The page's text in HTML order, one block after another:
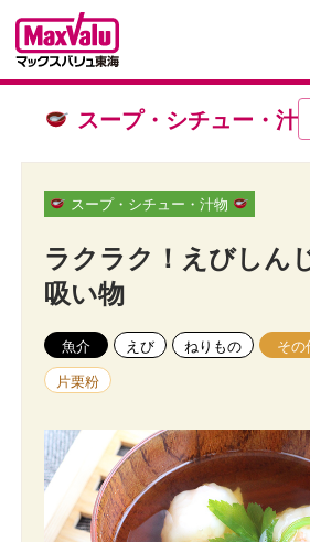
スープ・シチュー・汁
スープ・シチュー・汁物
ラクラク！えびしん
吸い物
魚介 えび ねりもの その
片栗粉